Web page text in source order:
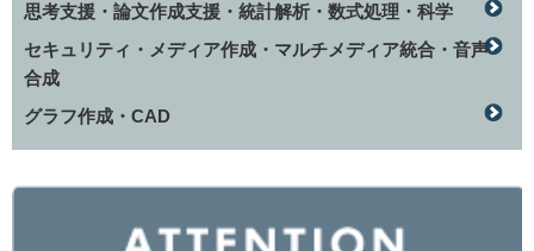
思考支援・論文作成支援・統計解析・数式処理・科学
セキュリティ・メディア作成・マルチメディア統合・音声
合成
グラフ作成・CAD